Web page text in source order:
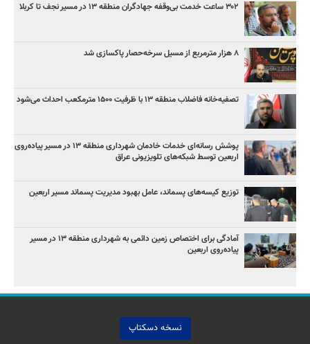
۳۰۲ ساعت خدمت بی‌وقفه جهادگران منطقه ۱۳ در مسیر نجف تا کربلا
۸ هزار مترمربع از مسیل سرخه‌حصار پاکسازی شد
تصفیه‌خانه فاضلاب منطقه ۱۳ با ظرفیت ۱۵۰۰ مترمکعب احداث می‌شود
پوشش رسانه‌ای خدمات خادمان شهرداری منطقه ۱۳ در مسیر پیاده‌روی
اربعین توسط شبکه‌های تلویزیونی عراق
توزیع کیسه‌های پسماند، عامل بهبود مدیریت پسماند مسیر اربعین
آمادگی برای اختصاص زمین دائمی به شهرداری منطقه ۱۳ در مسیر
پیاده‌روی اربعین
نسخه دسکتاپ